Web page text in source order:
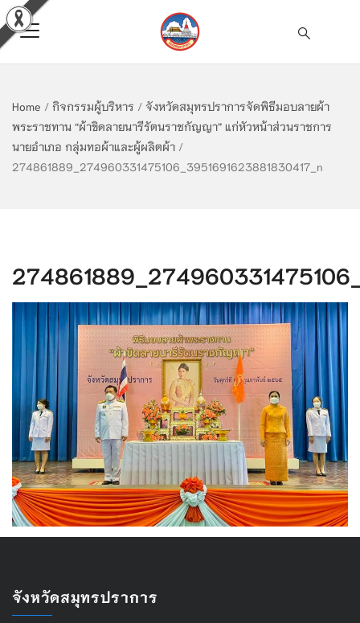
Home / กิจกรรมผู้บริหาร / จังหวัดสมุทรปราการจัดพิธีมอบลายผ้า
พระราชทาน “ผ้าขิดลายนารีรัตนราชกัญญา” แก่หัวหน้าส่วนราชการ
นายอำเภอ กลุ่มทอผ้าและผู้ผลิตผ้า /
274861889_274960331475106_3951691623881830417_n
จังหวัดสมุทรปราการ